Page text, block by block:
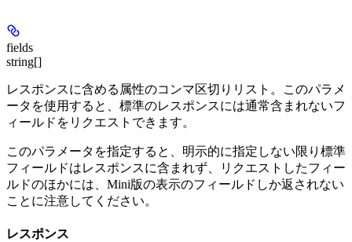
fields
string[]
レスポンスに含める属性のコンマ区切りリスト。このパラメ
ータを使用すると、標準のレスポンスには通常含まれないフ
ィールドをリクエストできます。
このパラメータを指定すると、明示的に指定しない限り標準
フィールドはレスポンスに含まれず、リクエストしたフィー
ルドのほかには、Mini版の表示のフィールドしか返されない
ことに注意してください。
レスポンス